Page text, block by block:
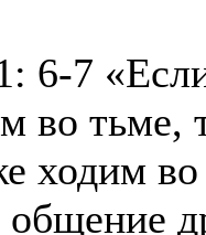
6-7
во тьме,
ходим во